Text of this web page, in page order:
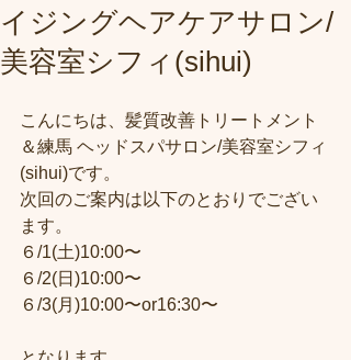
イジングヘアケアサロン/
美容室シフィ(sihui)
こんにちは、髪質改善トリートメント
＆練馬 ヘッドスパサロン/美容室シフィ
(sihui)です。
次回のご案内は以下のとおりでござい
ます。
６/1(土)10:00〜
６/2(日)10:00〜
６/3(月)10:00〜or16:30〜